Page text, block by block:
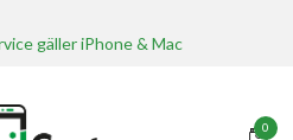
gäller iPhone & Mac
0